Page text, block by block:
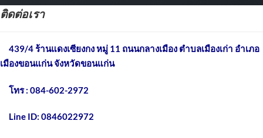
ติดต่อเรา
439/4 ร้านแดงเซียงกง หมู่ 11 ถนนกลางเมือง ตำบลเมืองเก่า อำเภอ
เมืองขอนแก่น จังหวัดขอนแก่น
โทร : 084-602-2972
Line ID: 0846022972